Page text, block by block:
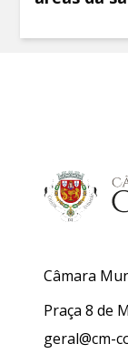
Câmara
Praça 8 de
geral@cm-